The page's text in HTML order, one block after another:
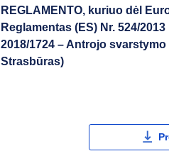
REGLAMENTO, kuriuo dėl
Reglamentas (ES) Nr. 524/
2018/1724 – Antrojo
Strasbūras)